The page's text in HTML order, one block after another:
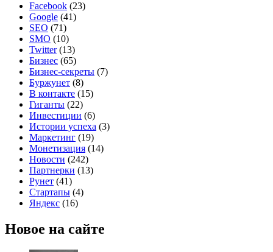
Facebook (23)
Google (41)
SEO (71)
SMO (10)
Twitter(13)
Бизнес (65)
Бизнес-секреты (7)
Буржунет (8)
В контакте (15)
Гиганты (22)
Инвестиции (6)
Истории успеха (3)
Маркетинг (19)
Монетизация (14)
Новости (242)
Партнерки (13)
Рунет (41)
Стартапы (4)
Яндекс (16)
Новое на сайте